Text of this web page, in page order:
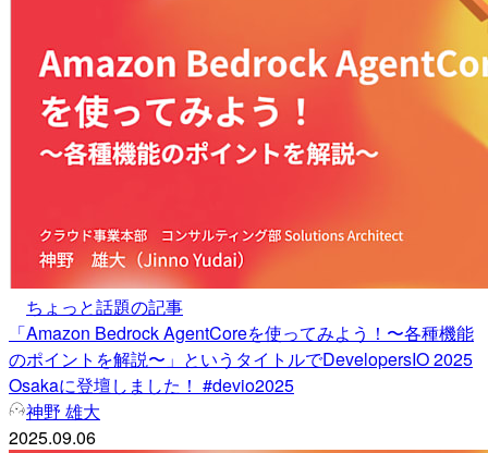
ちょっと話題の記事
「Amazon Bedrock AgentCoreを使ってみよう！〜各種機能
のポイントを解説〜」というタイトルでDevelopersIO 2025
Osakaに登壇しました！ #devio2025
神野 雄大
2025.09.06